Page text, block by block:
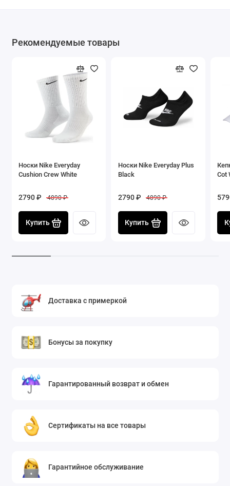
Рекомендуемые товары
Носки Nike Everyday
Cushion Crew White
2790 ₽ 4890 ₽
Купить
Носки Nike Everyday Plus
Black
2790 ₽ 4890 ₽
Купить
Cot
Доставка с примеркой
Бонусы за покупку
Гарантированный возврат и обмен
Сертификаты на все товары
Гарантийное обслуживание